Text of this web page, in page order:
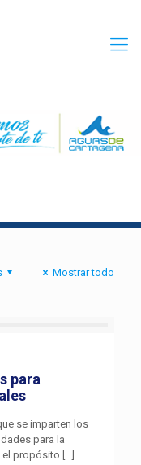
Mostrar todo
para
se imparten los
para la
el propósito […]